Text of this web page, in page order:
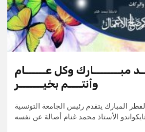
مبــــــــارك وكل عــــــام
وأنتــــم بخيـــــــر
المبارك يتقدم رئيس الجامعة التونسية